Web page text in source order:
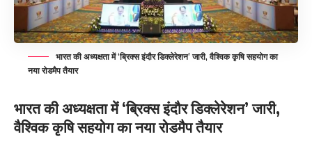
भारत की अध्यक्षता में ‘ब्रिक्स इंदौर डिक्लेरेशन’ जारी, वैश्विक कृषि सहयोग का
नया रोडमैप तैयार
भारत की अध्यक्षता में ‘ब्रिक्स इंदौर डिक्लेरेशन’ जारी,
वैश्विक कृषि सहयोग का नया रोडमैप तैयार